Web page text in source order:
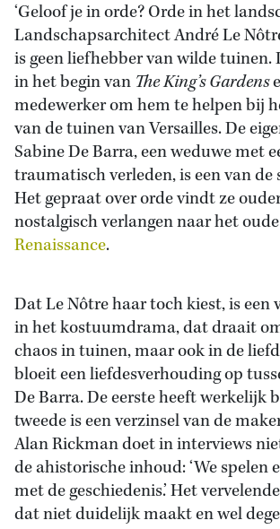
‘Geloof je in orde? Orde in het
Landschapsarchitect André Le
is geen liefhebber van wilde tuinen.
in het begin van The King’s Gardens
medewerker om hem te helpen bij
van de tuinen van Versailles. De
Sabine De Barra, een weduwe met
traumatisch verleden, is een van
Het gepraat over orde vindt ze
nostalgisch verlangen naar het
Renaissance.
Dat Le Nôtre haar toch kiest, is een
in het kostuumdrama, dat draait
chaos in tuinen, maar ook in de
bloeit een liefdesverhouding op
De Barra. De eerste heeft werkelijk
tweede is een verzinsel van de
Alan Rickman doet in interviews
de ahistorische inhoud: ‘We spelen
met de geschiedenis.’ Het
dat niet duidelijk maakt en wel